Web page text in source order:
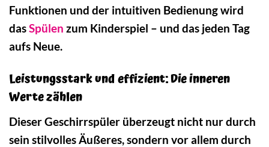
Funktionen und der intuitiven Bedienung wird
dasSpülen zum Kinderspiel – und das jeden Tag
aufs Neue.
Leistungsstark und effizient: Die inneren
Werte zählen
Dieser Geschirrspüler überzeugt nicht nur durch
sein stilvolles Äußeres, sondern vor allem durch